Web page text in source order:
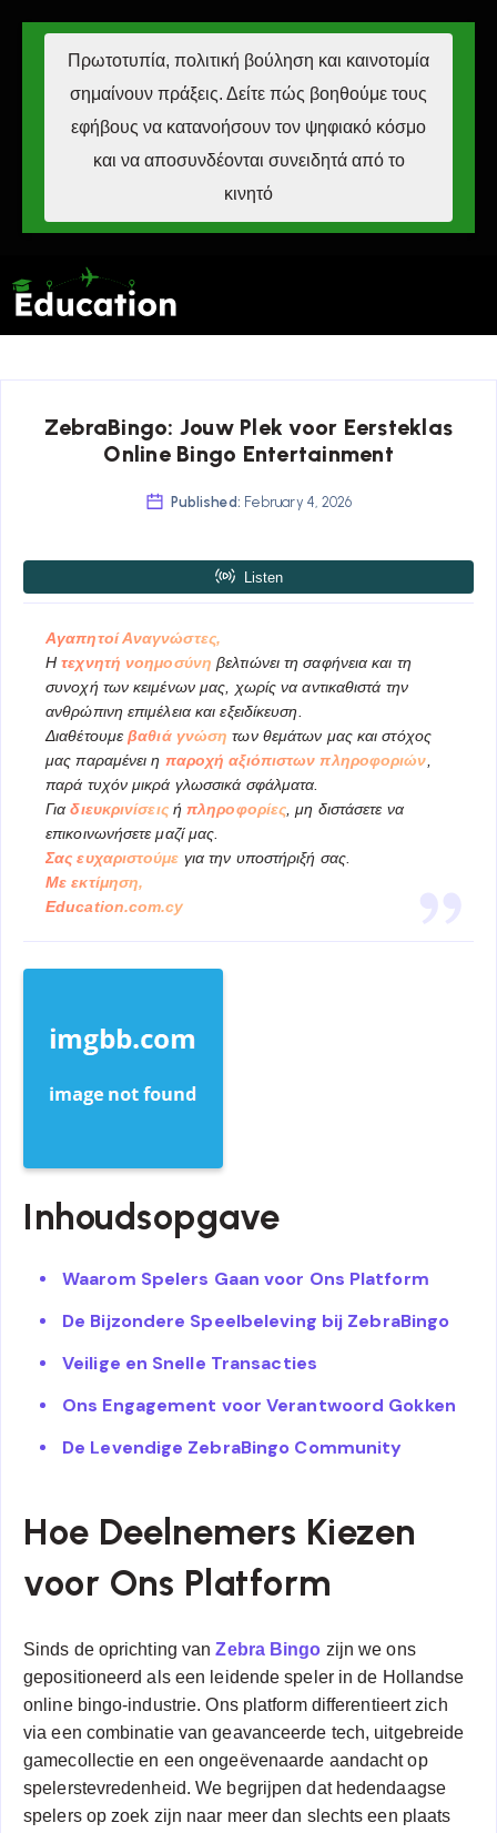
Πρωτοτυπία, πολιτική βούληση και καινοτομία
σημαίνουν πράξεις. Δείτε πώς βοηθούμε τους
εφήβους να κατανοήσουν τον ψηφιακό κόσμο
και να αποσυνδέονται συνειδητά από το
κινητό
ZebraBingo: Jouw Plek voor Eersteklas
Online Bingo Entertainment
Published: February 4, 2026
Αγαπητοί Αναγνώστες,
Ητεχνητή νοημοσύνη βελτιώνει τη σαφήνεια και τη
συνοχή των κειμένων μας, χωρίς να αντικαθιστά την
ανθρώπινη επιμέλεια και εξειδίκευση.
Διαθέτουμεβαθιά γνώση των θεμάτων μας και στόχος
μας παραμένει η παροχή αξιόπιστων πληροφοριών
παρά τυχόν μικρά γλωσσικά σφάλματα.
Γιαδιευκρινίσειςή πληροφορίες , μη διστάσετε να
επικοινωνήσετε μαζί μας.
Σας ευχαριστούμε για την υποστήριξή σας.
Με εκτίμηση,
Education.com.cy
Inhoudsopgave
Waarom Spelers Gaan voor Ons Platform
De Bijzondere Speelbeleving bij ZebraBingo
Veilige en Snelle Transacties
Ons Engagement voor Verantwoord Gokken
De Levendige ZebraBingo Community
Hoe Deelnemers Kiezen
voor Ons Platform
Sinds de oprichting vanZebra Bingo zijn we ons
gepositioneerd als een leidende speler in de Hollandse
online bingo-industrie. Ons platform differentieert zich
via een combinatie van geavanceerde tech, uitgebreide
gamecollectie en een ongeëvenaarde aandacht op
spelerstevredenheid. We begrijpen dat hedendaagse
spelers op zoek zijn naar meer dan slechts een plaats